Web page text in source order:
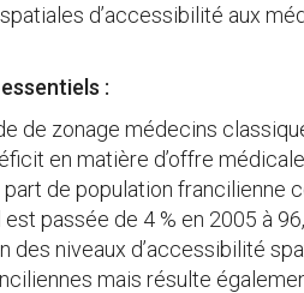
d’accessibilité aux
:
de zonage médecins
en matière d’offre
part de population francilienne
passée de 4 % en 2005 à
des niveaux d’accessibilité
mais résulte